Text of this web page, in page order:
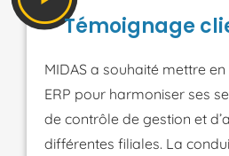
Témoignage
MIDAS a souhaité mettre
ERP pour harmoniser ses
de contrôle de gestion et
différentes filiales. La